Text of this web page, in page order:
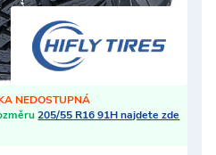
NEDOSTUPNÁ
205/55 R16 91H najdete zde